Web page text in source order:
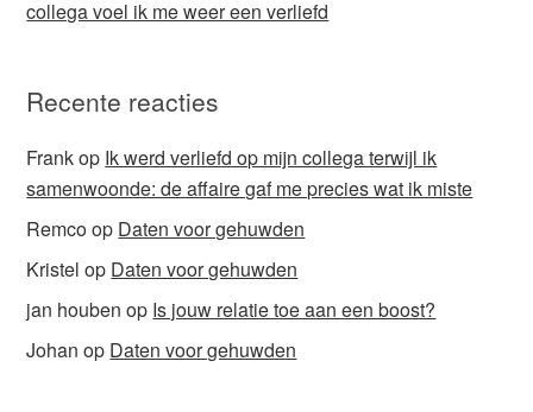
collega voel ik me weer een verliefd
Recente reacties
Frankop Ik werd verliefd op mijn collega terwijl ik
samenwoonde: de affaire gaf me precies wat ik miste
Remcoop Daten voor gehuwden
Kristel op Daten voor gehuwden
jan houben op Is jouw relatie toe aan een boost?
Johan op Daten voor gehuwden